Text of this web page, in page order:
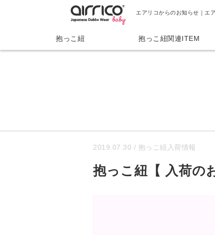
エアリコからのお知らせ｜エ
抱っこ紐 抱っこ紐関連ITEM
2019.07.30 / 抱っこ紐入荷情報
抱っこ紐【 入荷の